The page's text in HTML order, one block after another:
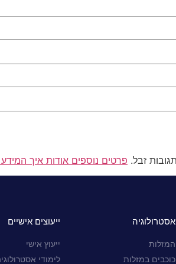
פרטים נוספים אודות איך
אסטרולוגיה
המזלות
כוכבים במזלות
ייעוצים אישיים
ייעוץ אישי
לימודי